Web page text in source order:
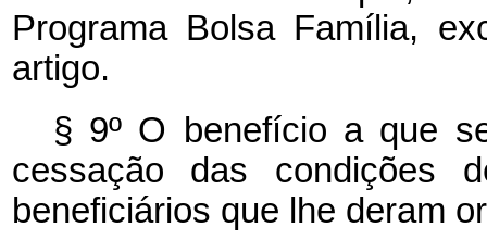
Programa Bolsa Família,
artigo.
§ 9º O benefício a que
cessação das condições
beneficiários que lhe deram